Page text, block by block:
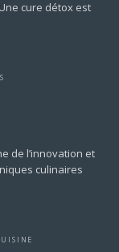
cure détox est
de l’innovation et
culinaires